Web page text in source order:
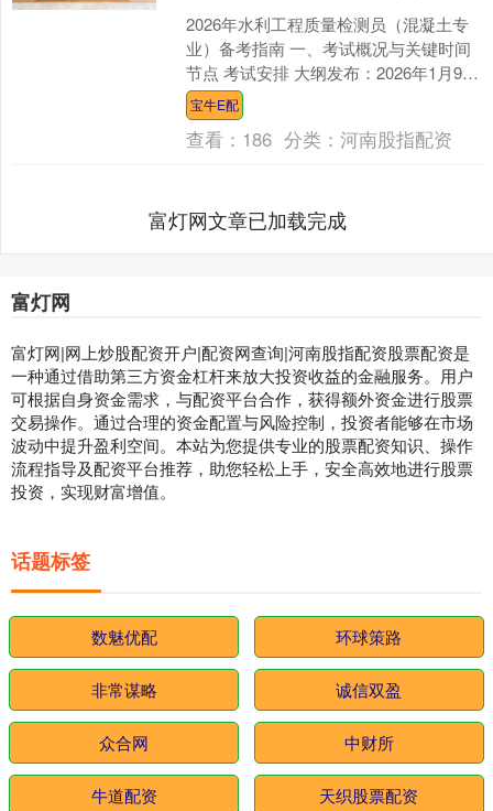
2026年水利工程质量检测员（混凝土专
业）备考指南 一、考试概况与关键时间
节点 考试安排 大纲发布：2026年1月9日
（水利部已发布《水利工程质量检测员
资格考试....
宝牛E配
查看： 186 分类： 河南股指配资
富灯网文章已加载完成
富灯网
富灯网|网上炒股配资开户|配资网查询|河南股指配资股票配资是
一种通过借助第三方资金杠杆来放大投资收益的金融服务。用户
可根据自身资金需求，与配资平台合作，获得额外资金进行股票
交易操作。通过合理的资金配置与风险控制，投资者能够在市场
波动中提升盈利空间。本站为您提供专业的股票配资知识、操作
流程指导及配资平台推荐，助您轻松上手，安全高效地进行股票
投资，实现财富增值。
话题标签
数魅优配 环球策路
非常谋略 诚信双盈
众合网 中财所
牛道配资 天织股票配资